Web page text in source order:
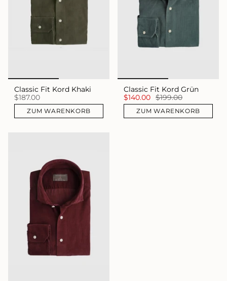
Classic Fit Kord Khaki
$187.00
ZUM WARENKORB
Classic Fit Kord Grün
$140.00 $199.00
ZUM WARENKORB